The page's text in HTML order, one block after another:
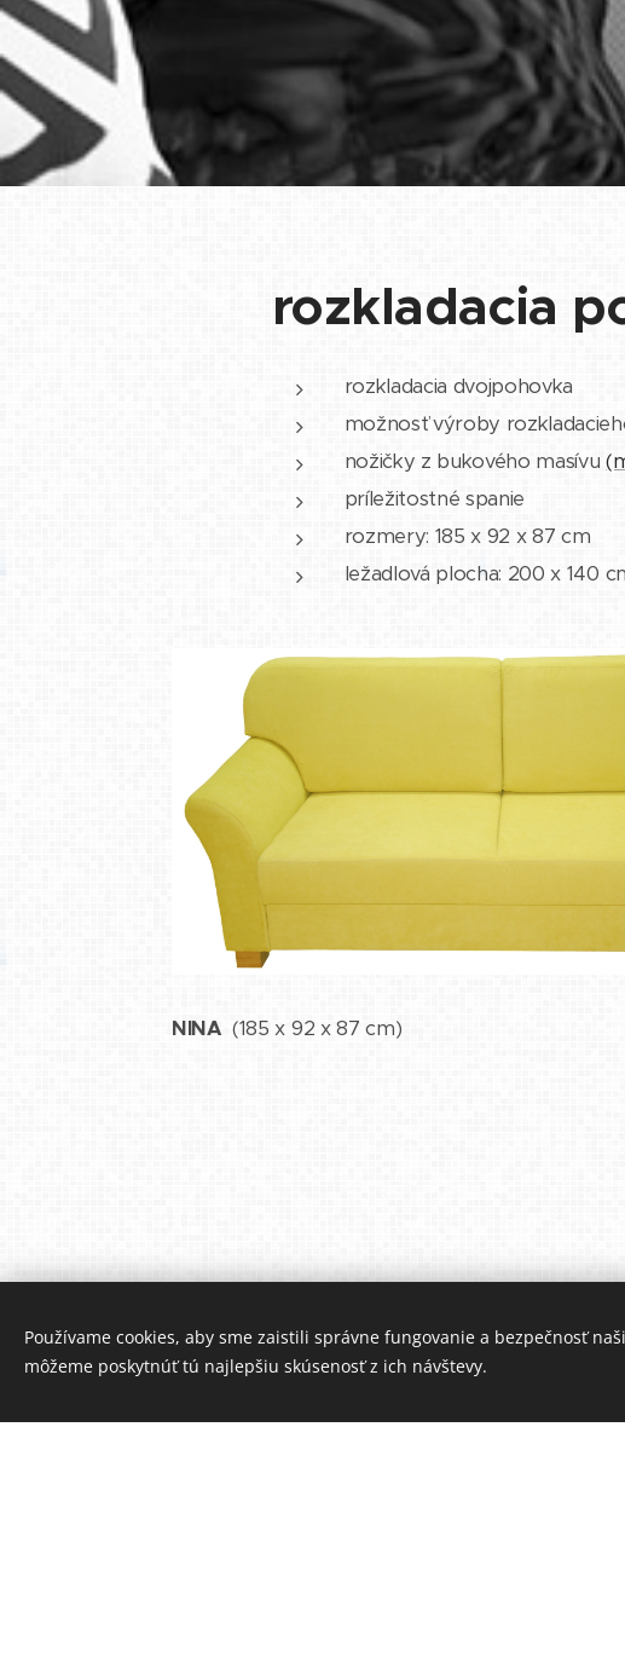
rozkladacia
rozkladacia dvojpohovka
možnosť výroby
nožičky z bukového masívu
príležitostné spanie
rozmery: 185 x 92 x 87 cm
ležadlová plocha: 200 x 140
NINA(185 x 92 x 87 cm)
Používame cookies, aby sme zaistili správne fungovanie a bezpečnosť
môžeme poskytnúť tú najlepšiu skúsenosť z ich návštevy.